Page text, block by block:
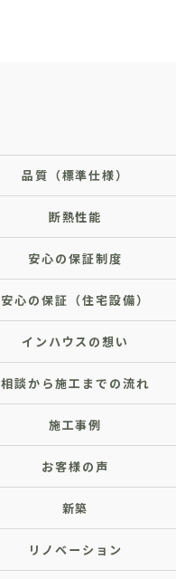
品質（標準仕様）
断熱性能
安心の保証制度
安心の保証（住宅設備）
インハウスの想い
相談から施工までの流れ
施工事例
お客様の声
新築
リノベーション